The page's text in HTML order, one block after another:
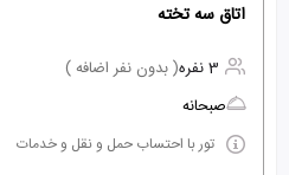
اتاق سه تخته
3 نفره
( بدون نفر اضافه )
صبحانه
تور با احتساب حمل و نقل و خدمات